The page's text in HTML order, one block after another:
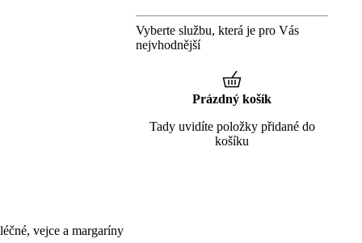
vejce a margaríny
Vyberte službu, která je pro Vás
nejvhodnější
Prázdný košík
Tady uvidíte položky přidané do
košíku